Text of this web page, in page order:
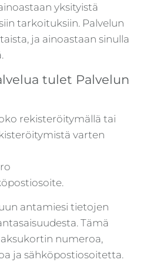
yksityistä
tarkoituksiin. Palvelun
ja ainoastaan sinulla
tulet Palvelun
rekisteröitymällä tai
varten
antamiesi tietojen
Tämä
numeroa,
ja sähköpostiosoitetta.